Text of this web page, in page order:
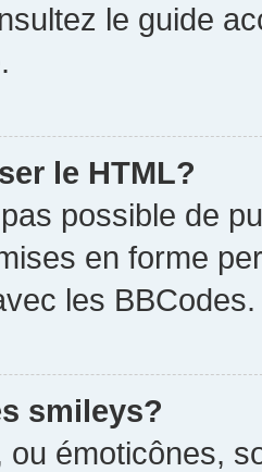
le guide
le HTML?
pas possible de
en forme
les BBCodes.
smileys?
ou émoticônes,